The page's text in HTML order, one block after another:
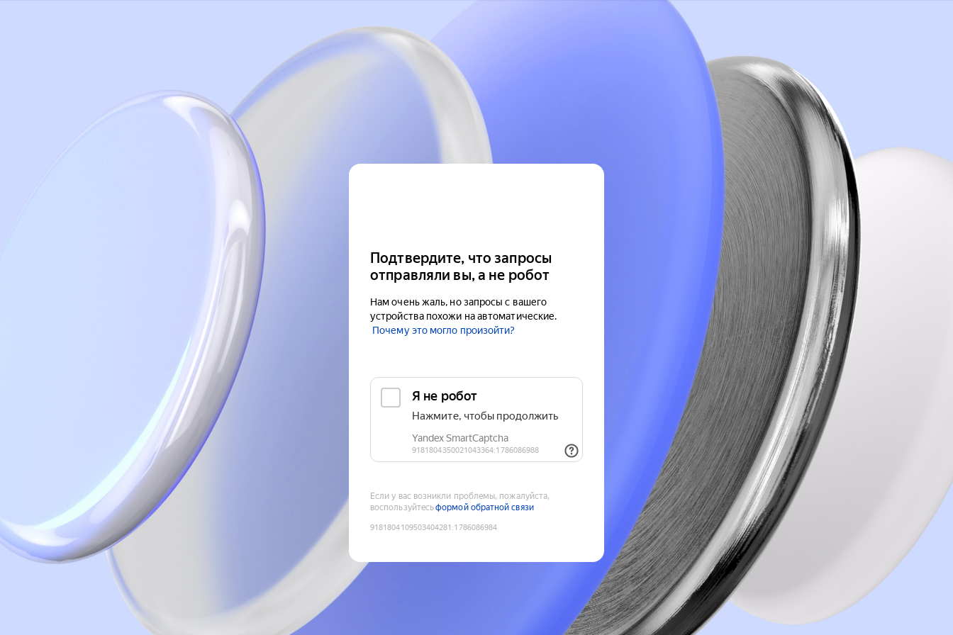
Подтвердите, что запросы
отправляли вы, а не робот
Нам очень жаль, но запросы с вашего
устройства похожи на автоматические.
Почему это могло произойти?
Если у вас возникли проблемы, пожалуйста,
воспользуйтесьформой обратной связи
9181804109503404281 :1786086984